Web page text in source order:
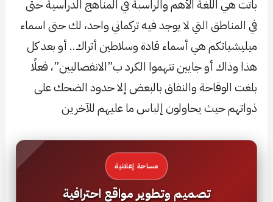
باتت هي اللغة الأهم والراسبة في المناهج الدراسية حتى
في المناطق التي لا يوجد فيه تركماني واحد، لك حتى اسماء
ميليشياتكم هي أسماء قادة وسلاطين أتراك.. أو بعد كل
هذا وذاك أو جايين تتهموا الكرد ب”الانفصاليين”، فعلًا
بلغت الوقاحة والنفاق بالبعض إلا حدود الضحك على
ذواتهم حيث يحاولون إلباس ما عليهم للآخرين
مساحة إعلانية
تصميم وتطوير مواقع احترافية